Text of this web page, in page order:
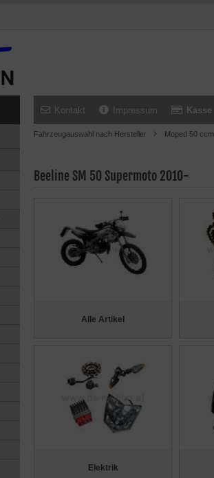
Kontakt Impressum Kasse
Fahrzeugauswahl nach Hersteller Moped 50 ccm
Beeline SM 50 Supermoto 2010-
Alle Artikel
Elektrik